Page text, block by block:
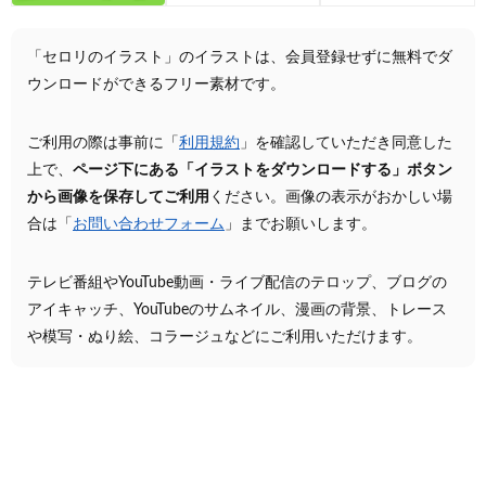
「セロリのイラスト」のイラストは、会員登録せずに無料でダ
ウンロードができるフリー素材です。
ご利用の際は事前に「 利用規約 」を確認していただき同意した
上で、 ページ下にある「イラストをダウンロードする」ボタン
から画像を保存してご利用 ください。画像の表示がおかしい場
合は「 お問い合わせフォーム 」までお願いします。
テレビ番組やYouTube動画・ライブ配信のテロップ、ブログの
アイキャッチ、YouTubeのサムネイル、漫画の背景、トレース
や模写・ぬり絵、コラージュなどにご利用いただけます。